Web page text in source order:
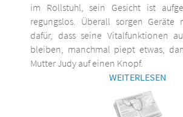
im Rollstuhl, sein Gesicht ist
regungslos. Überall sorgen Geräte
dafür, dass seine Vitalfunktionen
bleiben, manchmal piept etwas,
Mutter Judy auf einen Knopf.
WEITERLESEN